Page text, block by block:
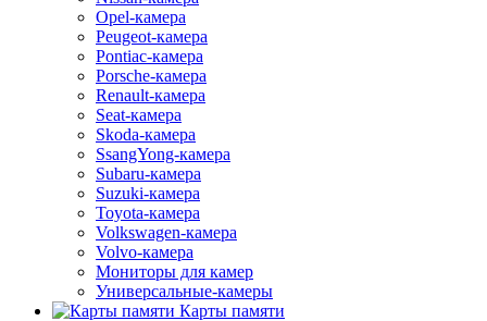
Opel-камера
Peugeot-камера
Pontiac-камера
Porsche-камера
Renault-камера
Seat-камера
Skoda-камера
SsangYong-камера
Subaru-камера
Suzuki-камера
Toyota-камера
Volkswagen-камера
Volvo-камера
Мониторы для камер
Универсальные-камеры
Карты памяти